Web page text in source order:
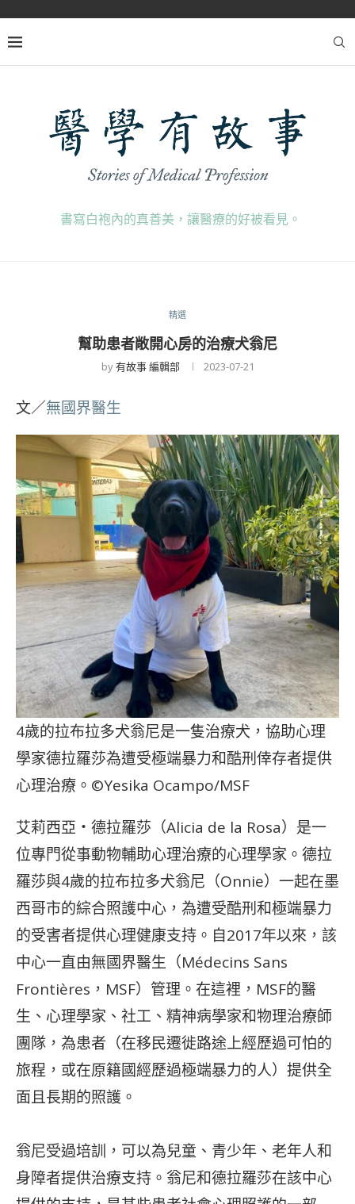
書寫白袍內的真善美，讓醫療的好被看見。
精選
幫助患者敞開心房的治療犬翁尼
by有故事 編輯部 2023-07-21
文／無國界醫生
4歲的拉布拉多犬翁尼是一隻治療犬，協助心理
學家德拉羅莎為遭受極端暴力和酷刑倖存者提供
心理治療。©Yesika Ocampo/MSF
艾莉西亞・德拉羅莎（Alicia de la Rosa）是一
位專門從事動物輔助心理治療的心理學家。德拉
羅莎與4歲的拉布拉多犬翁尼（Onnie）一起在墨
西哥市的綜合照護中心，為遭受酷刑和極端暴力
的受害者提供心理健康支持。自2017年以來，該
中心一直由無國界醫生（Médecins Sans
Frontières，MSF）管理。在這裡，MSF的醫
生、心理學家、社工、精神病學家和物理治療師
團隊，為患者（在移民遷徙路途上經歷過可怕的
旅程，或在原籍國經歷過極端暴力的人）提供全
面且長期的照護。
翁尼受過培訓，可以為兒童、青少年、老年人和
身障者提供治療支持。翁尼和德拉羅莎在該中心